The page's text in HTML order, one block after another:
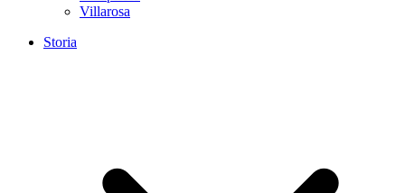
Villarosa
Storia